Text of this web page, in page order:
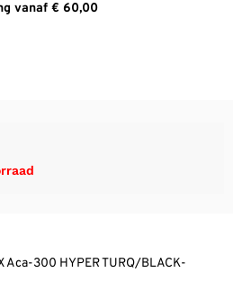
vanaf € 60,00
Aca-300 HYPER TURQ/BLACK-